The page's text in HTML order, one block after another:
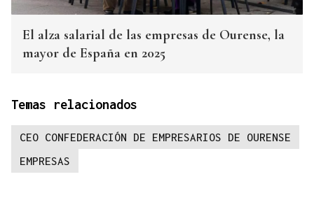
El alza salarial de las empresas de Ourense, la
mayor de España en 2025
Temas relacionados
CEO CONFEDERACIÓN DE EMPRESARIOS DE OURENSE
EMPRESAS